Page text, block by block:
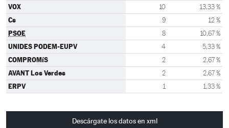
VOX 10 13,33 %
Cs 9 12 %
PSOE 8 10,67 %
UNIDES PODEM-EUPV 4 5,33 %
COMPROMíS 2 2,67 %
AVANT Los Verdes 2 2,67 %
ERPV 1 1,33 %
Descárgate los datos en xml